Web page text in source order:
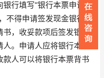
行填写“银行本票申请
不得申请签发现金银行本
，收妥款项后签发银行
。申请人应将银行本票
人可以将银行本票背书